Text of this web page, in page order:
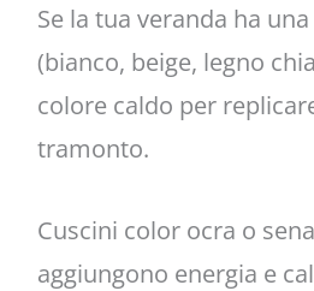
Se la tua veranda ha
(bianco, beige, legno
colore caldo per
tramonto.
Cuscini color ocra o
aggiungono energia e